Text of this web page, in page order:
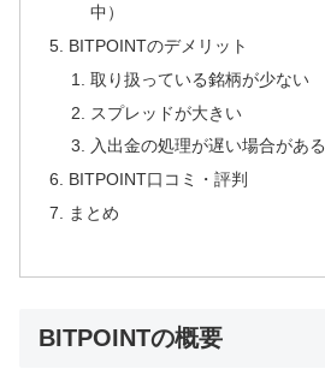
中）
BITPOINTのデメリット
取り扱っている銘柄が少ない
スプレッドが大きい
入出金の処理が遅い場合がある
BITPOINT口コミ・評判
まとめ
BITPOINTの概要